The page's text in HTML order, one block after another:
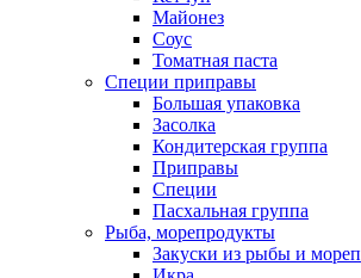
Майонез
Соус
Томатная паста
Специи приправы
Большая упаковка
Засолка
Кондитерская группа
Приправы
Специи
Пасхальная группа
Рыба, морепродукты
Закуски из рыбы и